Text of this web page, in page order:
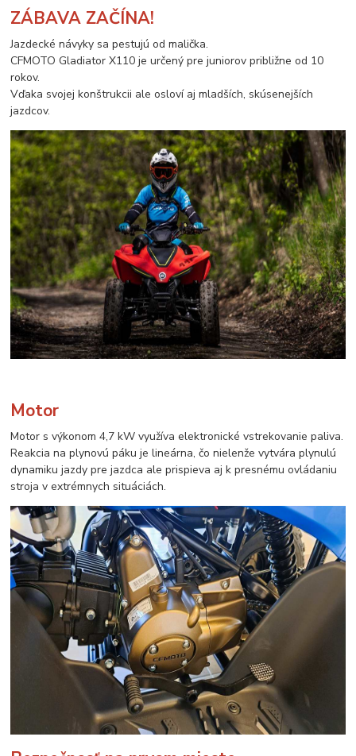
ZÁBAVA ZAČÍNA!
Jazdecké návyky sa pestujú od malička.
CFMOTO Gladiator X110 je určený pre juniorov približne od 10
rokov.
Vďaka svojej konštrukcii ale osloví aj mladších, skúsenejších
jazdcov.
Motor
Motor s výkonom 4,7 kW využíva elektronické vstrekovanie paliva.
Reakcia na plynovú páku je lineárna, čo nielenže vytvára plynulú
dynamiku jazdy pre jazdca ale prispieva aj k presnému ovládaniu
stroja v extrémnych situáciách.